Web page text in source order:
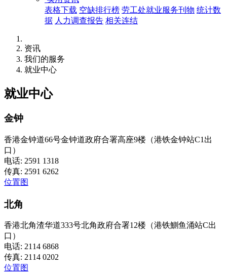
表格下载 空缺排行榜 劳工处就业服务刊物 统计数
据 人力调查报告 相关连结
资讯
我们的服务
就业中心
就业中心
金钟
香港金钟道66号金钟道政府合署高座9楼（港铁金钟站C1出
口）
电话: 2591 1318
传真: 2591 6262
位置图
北角
香港北角渣华道333号北角政府合署12楼（港铁鰂鱼涌站C出
口）
电话: 2114 6868
传真: 2114 0202
位置图